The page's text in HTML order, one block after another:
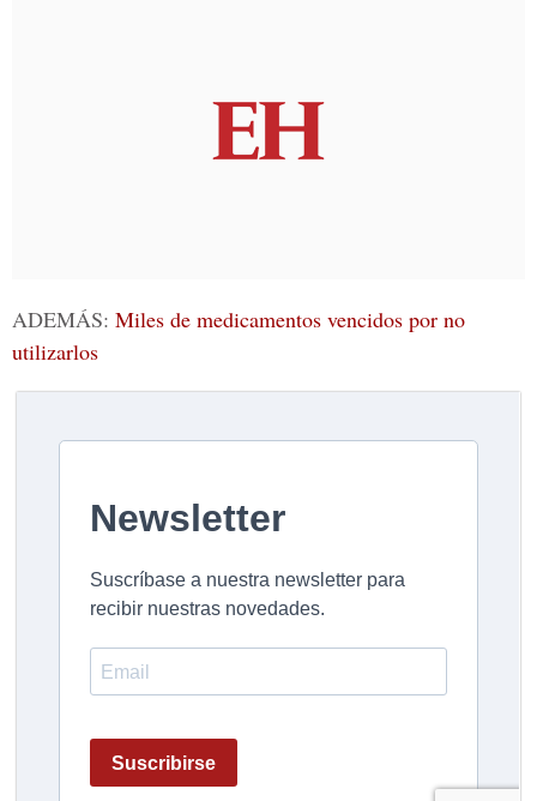
ADEMÁS: Miles de medicamentos vencidos por no
utilizarlos